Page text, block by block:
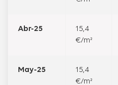
Abr-25
15,4
€/m²
May-25
15,4
€/m²